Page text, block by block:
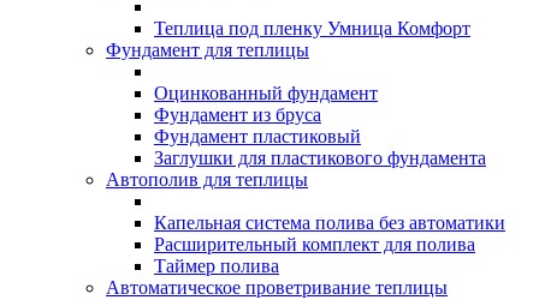
Теплица под пленку Умница Комфорт
Фундамент для теплицы
Оцинкованный фундамент
Фундамент из бруса
Фундамент пластиковый
Заглушки для пластикового фундамента
Автополив для теплицы
Капельная система полива без автоматики
Расширительный комплект для полива
Таймер полива
Автоматическое проветривание теплицы